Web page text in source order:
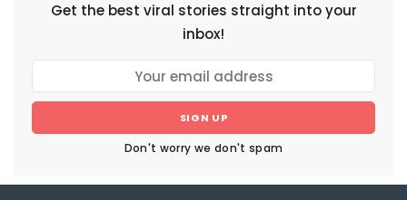
Get the best viral stories straight into your
inbox!
SIGN UP
Don't worry we don't spam